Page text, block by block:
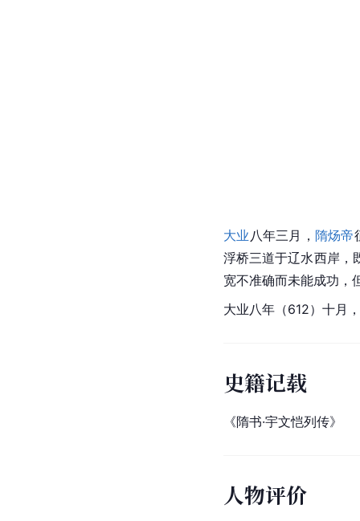
大业 八年三月， 隋炀帝
浮桥三道于辽水西岸，
宽不准确而未能成功，
大业八年（612）十月
史籍记载
《隋书·宇文恺列传》
人物评价